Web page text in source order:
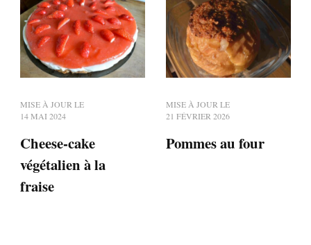
MISE À JOUR LE
14 MAI 2024
Cheese-cake
végétalien à la
fraise
MISE À JOUR LE
21 FÉVRIER 2026
Pommes au four